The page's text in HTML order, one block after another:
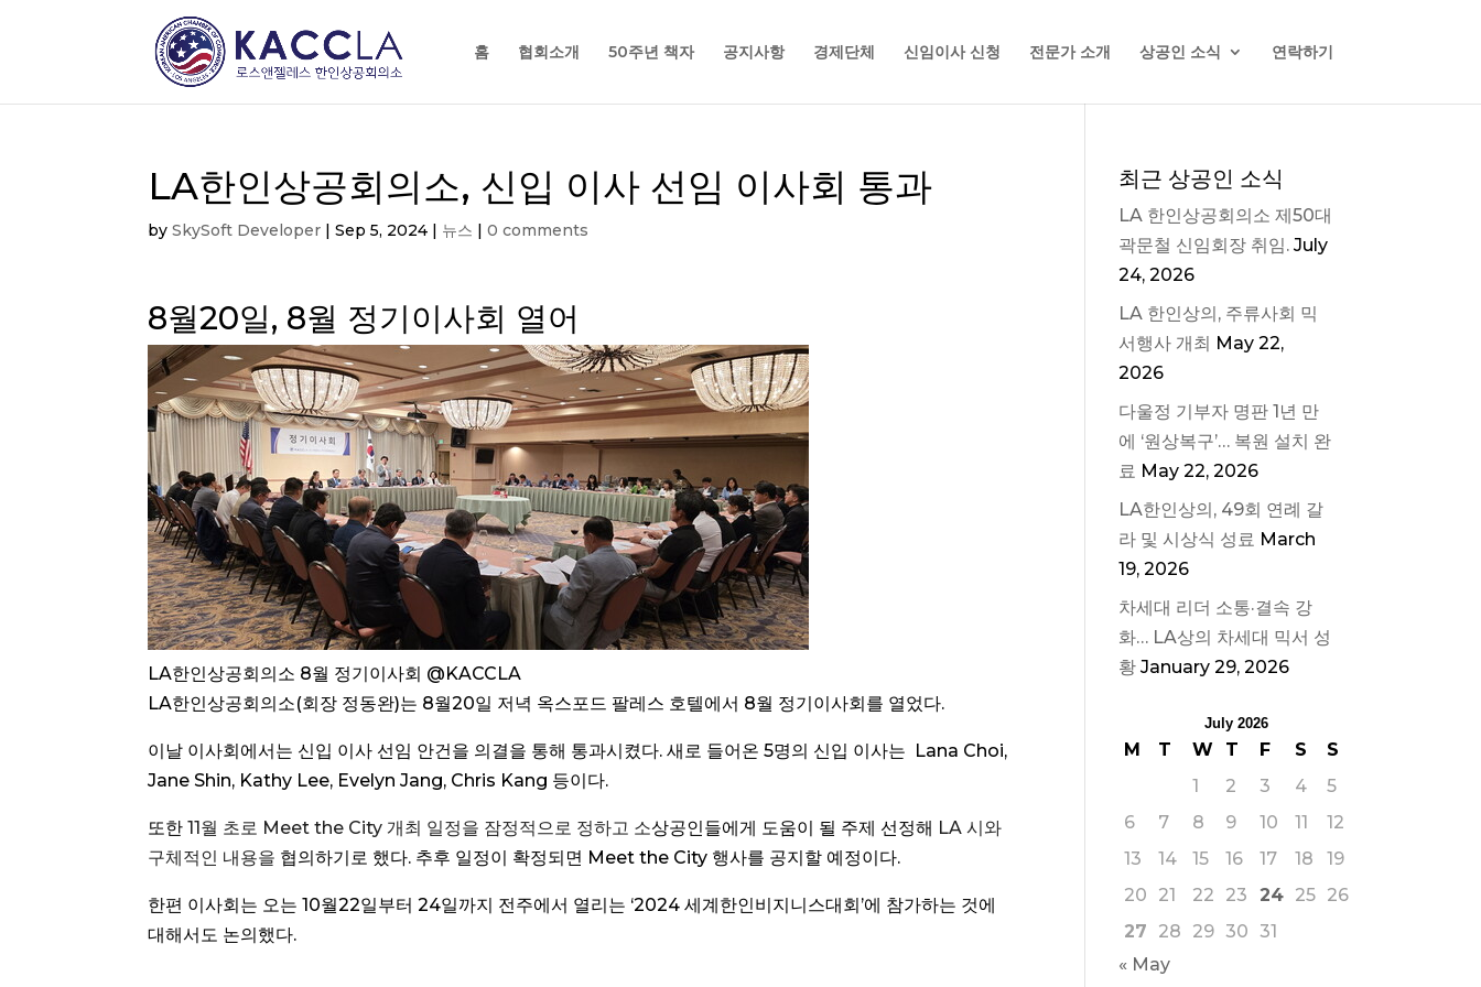
홈 협회소개 50주년 책자 공지사항 경제단체 신임이사 신청 전문가 소개 상공인 소식 연락하기
LA한인상공회의소, 신입 이사 선임 이사회 통과
bySkySoft Developer |Sep 5, 2024 | 뉴스 |0 comments
8월20일, 8월 정기이사회 열어
LA한인상공회의소 8월 정기이사회 @KACCLA
LA한인상공회의소(회장 정동완)는 8월20일 저녁 옥스포드 팔레스 호텔에서 8월 정기이사회를 열었다.
이날 이사회에서는 신입 이사 선임 안건을 의결을 통해 통과시켰다. 새로 들어온 5명의 신입 이사는 Lana Choi,
Jane Shin, Kathy Lee, Evelyn Jang, Chris Kang 등이다.
또한11월 초로 Meet the City 개최 일정을 잠정적으로 정하고 소상공인들에게 도움이 될 주제 선정해 LA 시와
구체적인 내용을 협의하기로 했다. 추후 일정이 확정되면 Meet the City 행사를 공지할 예정이다.
한편 이사회는 오는 10월22일부터 24일까지 전주에서 열리는 ‘2024 세계한인비지니스대회’에 참가하는 것에
대해서도 논의했다.
최근 상공인 소식
LA 한인상공회의소 제50대
곽문철 신임회장 취임. July
24, 2026
LA 한인상의, 주류사회 믹
서행사 개최 May 22,
2026
다울정 기부자 명판 1년 만
에 ‘원상복구’… 복원 설치 완
료 May 22, 2026
LA한인상의, 49회 연례 갈
라 및 시상식 성료 March
19, 2026
차세대 리더 소통·결속 강
화… LA상의 차세대 믹서 성
황 January 29, 2026
July 2026
M T W T F S
S
1
2 3 4
5
6
7 8 9 10 11
12
13
14 15 16 17 18
19
20
21 22 23 24 25 26
27
28 29 30 31
« May